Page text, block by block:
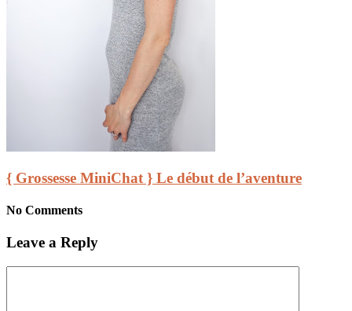
{ Grossesse MiniChat } Le début de l’aventure
No Comments
Leave a Reply